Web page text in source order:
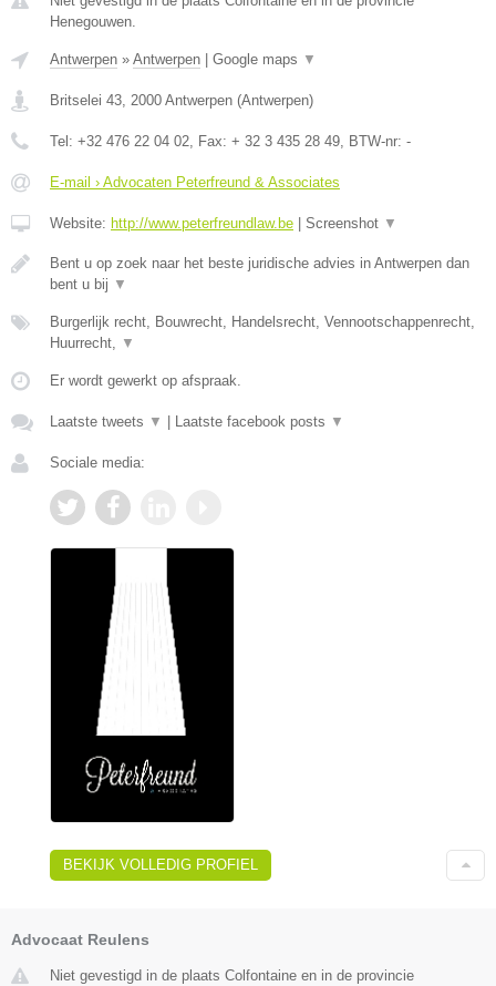
Henegouwen.
Antwerpen » Antwerpen Google maps ▼
Britselei 43 2000 Antwerpen (Antwerpen)
Tel: +32 476 22 04 02 , Fax: + 32 3 435 28 49 , BTW-nr: -
E-mail › Advocaten Peterfreund & Associates
Website: http://www.peterfreundlaw.be Screenshot ▼
Bent u op zoek naar het beste juridische advies in Antwerpen dan
bent u bij ▼
Burgerlijk recht, Bouwrecht, Handelsrecht, Vennootschappenrecht,
Huurrecht,
▼
Er wordt gewerkt op afspraak.
Laatste tweets ▼ Laatste facebook posts ▼
Sociale media:
BEKIJK VOLLEDIG PROFIEL
Advocaat Reulens
Niet gevestigd in de plaats Colfontaine en in de provincie